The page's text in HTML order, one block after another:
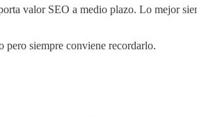
valor SEO a medio plazo. Lo mejor
pero siempre conviene recordarlo.